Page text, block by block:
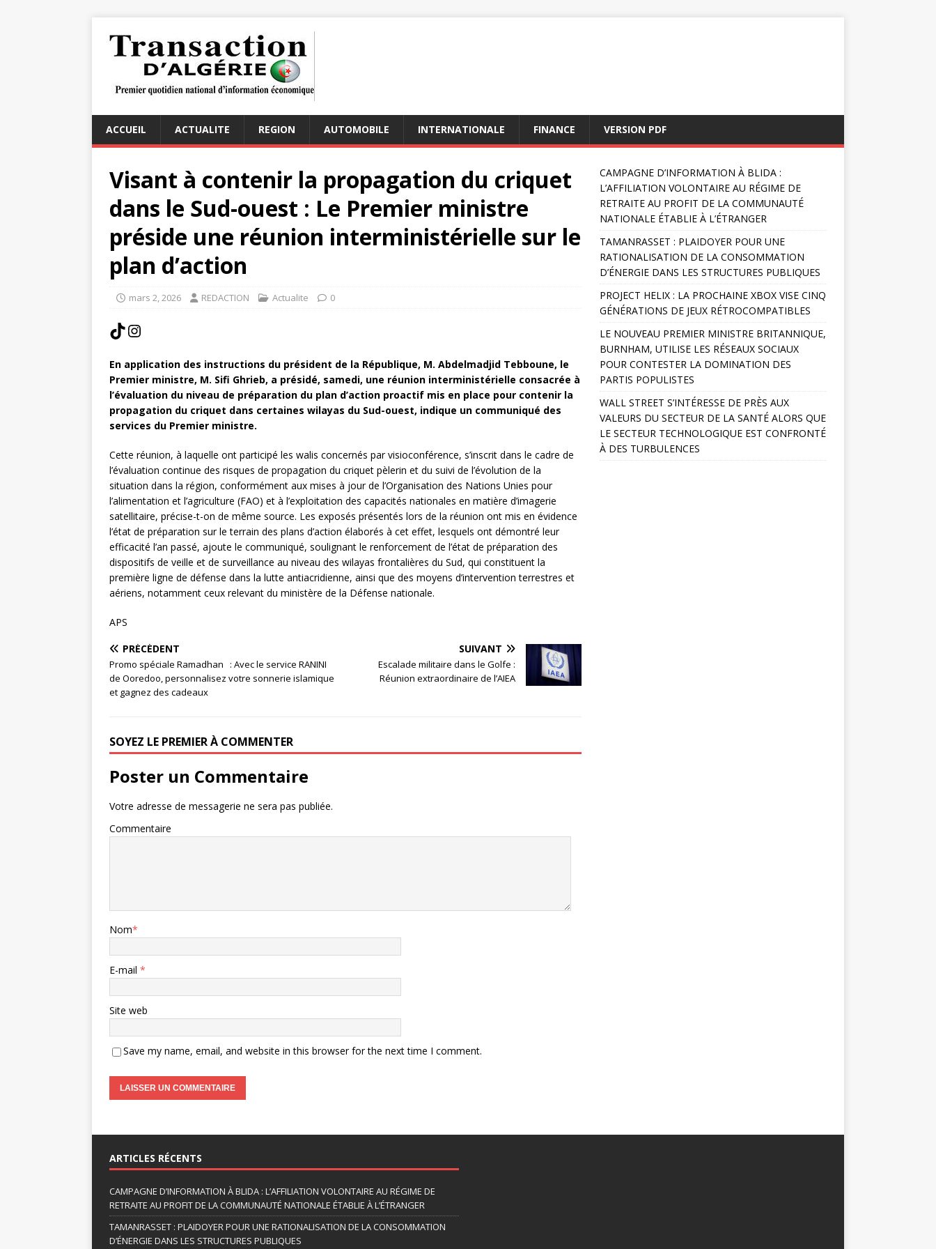
ACCUEIL ACTUALITE REGION AUTOMOBILE INTERNATIONALE FINANCE VERSION PDF
Visant à contenir la propagation du criquet
dans le Sud-ouest : Le Premier ministre
préside une réunion interministérielle sur le
plan d’action
mars 2, 2026 REDACTION Actualite 0
En application des instructions du président de la République, M. Abdelmadjid Tebboune, le
Premier ministre, M. Sifi Ghrieb, a présidé, samedi, une réunion interministérielle consacrée à
l’évaluation du niveau de préparation du plan d’action proactif mis en place pour contenir la
propagation du criquet dans certaines wilayas du Sud-ouest, indique un communiqué des
services du Premier ministre.
Cette réunion, à laquelle ont participé les walis concernés par visioconférence, s’inscrit dans le cadre de
l’évaluation continue des risques de propagation du criquet pèlerin et du suivi de l’évolution de la
situation dans la région, conformément aux mises à jour de l’Organisation des Nations Unies pour
l’alimentation et l’agriculture (FAO) et à l’exploitation des capacités nationales en matière d’imagerie
satellitaire, précise-t-on de même source. Les exposés présentés lors de la réunion ont mis en évidence
l’état de préparation sur le terrain des plans d’action élaborés à cet effet, lesquels ont démontré leur
efficacité l’an passé, ajoute le communiqué, soulignant le renforcement de l’état de préparation des
dispositifs de veille et de surveillance au niveau des wilayas frontalières du Sud, qui constituent la
première ligne de défense dans la lutte antiacridienne, ainsi que des moyens d’intervention terrestres et
aériens, notamment ceux relevant du ministère de la Défense nationale.
APS
PRÉCÉDENT
Promo spéciale Ramadhan : Avec le service RANINI
de Ooredoo, personnalisez votre sonnerie islamique
et gagnez des cadeaux
SUIVANT
Escalade militaire dans le Golfe :
Réunion extraordinaire de l’AIEA
SOYEZ LE PREMIER À COMMENTER
Poster un Commentaire
Votre adresse de messagerie ne sera pas publiée.
Commentaire
Nom*
E-mail *
Site web
Save my name, email, and website in this browser for the next time I comment.
t
e
r
n
a
t
CAMPAGNE D’INFORMATION À BLIDA :
L’AFFILIATION VOLONTAIRE AU RÉGIME DE
RETRAITE AU PROFIT DE LA COMMUNAUTÉ
NATIONALE ÉTABLIE À L’ÉTRANGER
TAMANRASSET : PLAIDOYER POUR UNE
RATIONALISATION DE LA CONSOMMATION
D’ÉNERGIE DANS LES STRUCTURES PUBLIQUES
PROJECT HELIX : LA PROCHAINE XBOX VISE CINQ
GÉNÉRATIONS DE JEUX RÉTROCOMPATIBLES
LE NOUVEAU PREMIER MINISTRE BRITANNIQUE,
BURNHAM, UTILISE LES RÉSEAUX SOCIAUX
POUR CONTESTER LA DOMINATION DES
PARTIS POPULISTES
WALL STREET S’INTÉRESSE DE PRÈS AUX
VALEURS DU SECTEUR DE LA SANTÉ ALORS QUE
LE SECTEUR TECHNOLOGIQUE EST CONFRONTÉ
À DES TURBULENCES
ARTICLES RÉCENTS
CAMPAGNE D’INFORMATION À BLIDA : L’AFFILIATION VOLONTAIRE AU RÉGIME DE
RETRAITE AU PROFIT DE LA COMMUNAUTÉ NATIONALE ÉTABLIE À L’ÉTRANGER
TAMANRASSET : PLAIDOYER POUR UNE RATIONALISATION DE LA CONSOMMATION
D’ÉNERGIE DANS LES STRUCTURES PUBLIQUES